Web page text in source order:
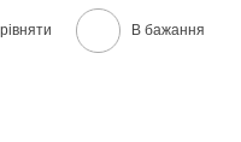
В бажання